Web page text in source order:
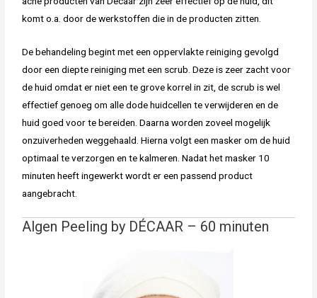
komt o.a. door de werkstoffen die in de producten zitten.
De behandeling begint met een oppervlakte reiniging gevolgd
door een diepte reiniging met een scrub. Deze is zeer zacht voor
de huid omdat er niet een te grove korrel in zit, de scrub is wel
effectief genoeg om alle dode huidcellen te verwijderen en de
huid goed voor te bereiden. Daarna worden zoveel mogelijk
onzuiverheden weggehaald. Hierna volgt een masker om de huid
optimaal te verzorgen en te kalmeren. Nadat het masker 10
minuten heeft ingewerkt wordt er een passend product
aangebracht.
Algen Peeling by DÉCAAR – 60 minuten